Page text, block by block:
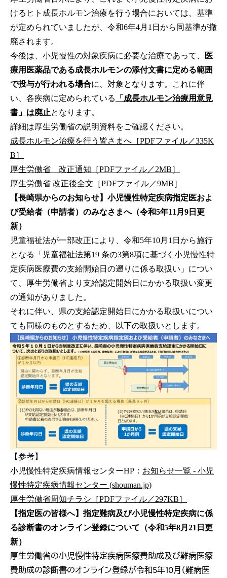
けるヒト成長ホルモン治療を行う場合においては、基準
が定められていましたが、令和6年4月1日から同基準が撤
廃されます。
今後は、小児慢性の対象疾病に必要な治療であって、
医
療用医薬品である成長ホルモンの添付文書に定める範囲
で投与が行われる場合に、対象となります。これに伴
い、各疾病に定められている
「成長ホルモン治療用意見
書」は廃止となります。
詳細は厚生労働省の説明資料をご確認ください。
成長ホルモン治療を行う皆さまへ［PDFファイル／335K
B］
厚生労働省 改正通知［PDFファイル／2MB］
厚生労働省 改正後全文［PDFファイル／9MB］
【長崎県からのお知らせ】小児慢性特定疾病指定医およ
び受給者（申請者）のみなさまへ（令和5年11月9日更
新）
児童福祉法が一部改正により、令和5年10月1日から施行
となる「児童福祉法第19 条の3第8項に基づく小児慢性特
定疾病医療費の支給開始日の遡りに係る取扱い」につい
て、厚生労働省より支給認定開始日にかかる取扱い変更
の通知がありました。
それに伴い、県の支給認定開始日にかかる取扱いについ
ても同様のものとするため、以下の取扱いとします。
【参考】
小児慢性特定疾病情報センターHP： お知らせ一覧 - 小児
慢性特定疾病情報センター (shouman.jp)
厚生労働省周知チラシ［PDFファイル／297KB］
【指定医の皆様へ】指定難病及び小児慢性特定疾病に係
る診断書のオンライン登録について（令和5年8月21日更
新）
厚生労働省の小児慢性特定疾病医療費助成及び難病医療
費助成の診断書のオンライン登録が令和5年10月（難病医